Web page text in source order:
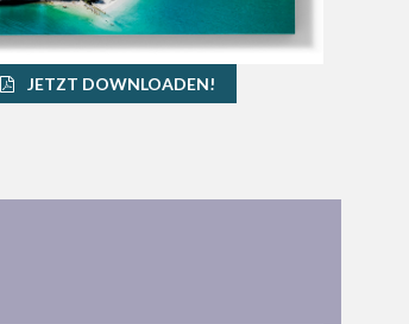
JETZT DOWNLOADEN!